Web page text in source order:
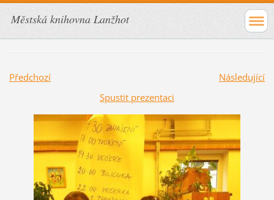
Městská knihovna Lanžhot
Předchozí
Následující
Spustit prezentaci